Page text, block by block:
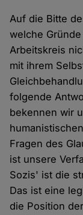
Auf die Bitte
welche
Arbeitskreis
mit ihrem
folgende
bekennen wir
Fragen des
ist unsere
Sozis' ist die
Das ist eine
die Position